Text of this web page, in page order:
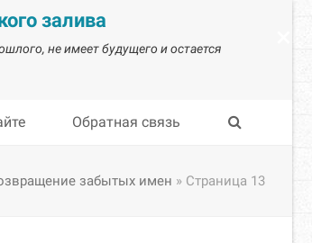
залива
не имеет будущего и остается
Обратная связь
забытых имен » Страница 13